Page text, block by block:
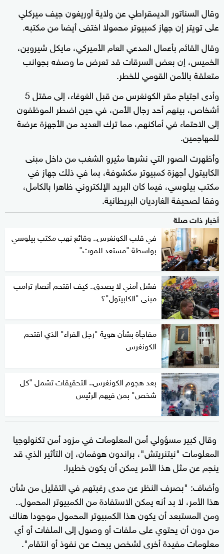
وقال السناتور الديمقراطي عن ولاية أوريغون جيف ميركلي
على تويتر إن جهاز كمبيوتر محمولا اختفى أيضا من مكتبه.
وقال القائم بأعمال المدعي العام الأميركي، مايكل شيروين،
الخميس، إن بعض السرقات قد تعرض ما وصفه بجوانب
متعلقة بالأمن القومي للخطر.
وأدى اجتياح مقر الكونغرس من قبل الغوغاء، إلى مقتل 5
أشخاص، بينهم أحد رجال الأمن، في حين اضطر الموظفون
إلى الاحتماء في أماكنهم، مما ترك العديد من الأجهزة عرضة
للمهاجمين.
وأظهرت الصور التي نشرها مثيرو الشغب من داخل مبنى
الكابيتول أجهزة كمبيوتر مكشوفة، بما في ذلك جهاز في
مكتب بيلوسي، فيما كان البريد الإلكتروني ظاهرا بالكامل،
وفقا لصحيفة الغارديان البريطانية.
أخبار ذات صلة
في قلب الكونغرس.. وقائع نهب مكتب بيلوسي
بواسطة "مستعد للموت"
فشل أمني لا يصدق.. كيف اقتحم أنصار ترامب
مبنى "الكابيتول"؟
مفاجأة بشأن هوية "رجل الفراء" الذي اقتحم
الكونغرس
بعد هجوم الكونغرس.. التحقيقات تشمل "كل
شخص" بمن فيهم الرئيس
وقال كبير مسؤولي أمن المعلومات في مزود أمن تكنولوجيا
المعلومات "نيتنريتش"، براندون هوفمان، إن التأثير الذي قد
ينجم عن مثل هذا الأمر يمكن أن يكون خطيرا.
وأضاف: "بصرف النظر عن مدى رغبتهم في التقليل من شأن
هذا الأمر، لا بد أنه يمكن الاستفادة من الكمبيوتر المحمول..
ومن المستبعد أن يكون هذا الكمبيوتر المحمول موجودا هناك
من دون أن يحتوي على ملفات أو وصول إلى الملفات أو أي
معلومات مفيدة أخرى لشخص يبحث عن نفوذ أو انتقام".